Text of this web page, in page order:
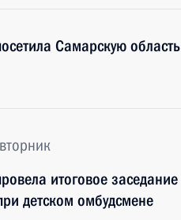
Самарскую область
итоговое заседание
детском омбудсмене